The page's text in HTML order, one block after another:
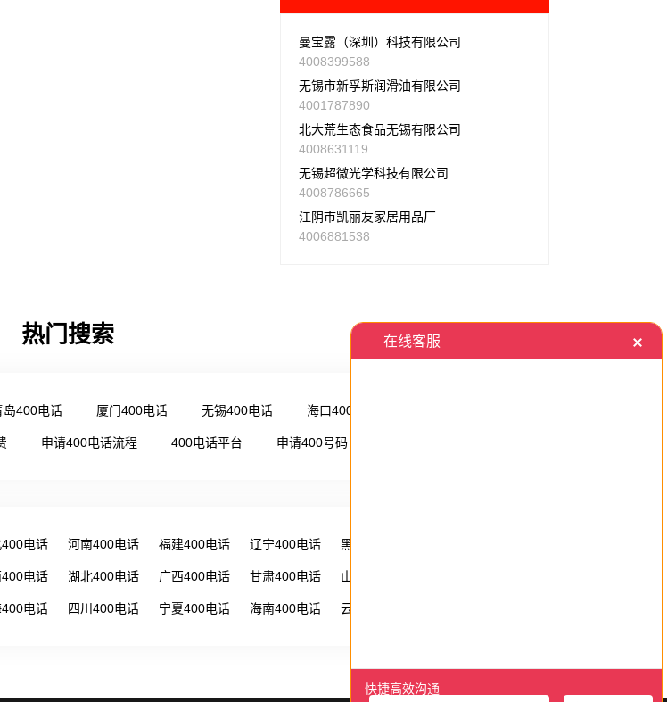
曼宝露（深圳）科技有限公司
4008399588
无锡市新孚斯润滑油有限公司
4001787890
北大荒生态食品无锡有限公司
4008631119
无锡超微光学科技有限公司
4008786665
江阴市凯丽友家居用品厂
4006881538
热门搜索
岛400电话 厦门400电话 无锡400电话 海口400电话
申请400电话流程 400电话平台 申请400号码
电话 河南400电话 福建400电话 辽宁400电话 黑龙江400电话
电话 湖北400电话 广西400电话 甘肃400电话 山西400电话
电话 四川400电话 宁夏400电话 海南400电话 云南400电话